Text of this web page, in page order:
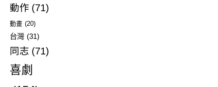
動作 (71)
動畫 (20)
台灣 (31)
同志 (71)
喜劇